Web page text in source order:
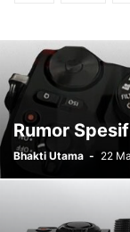
Rumor
Bhakti Utama - 22